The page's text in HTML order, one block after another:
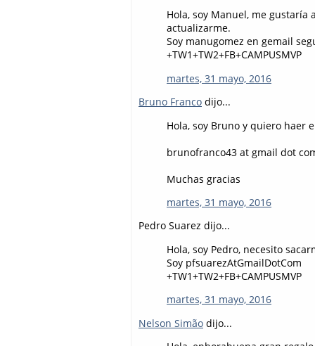
Hola, soy Manuel, me gustaría
actualizarme.
Soy manugomez en gemail
+TW1+TW2+FB+CAMPUSMVP
martes, 31 mayo, 2016
Bruno Franco dijo...
Hola, soy Bruno y quiero haer
brunofranco43 at gmail dot
Muchas gracias
martes, 31 mayo, 2016
Pedro Suarez dijo...
Hola, soy Pedro, necesito
Soy pfsuarezAtGmailDotCom
+TW1+TW2+FB+CAMPUSMVP
martes, 31 mayo, 2016
Nelson Simão dijo...